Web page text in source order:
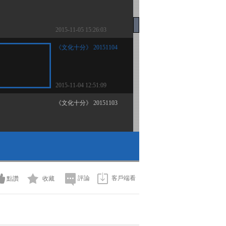
2015-11-05 15:26:03
《文化十分》 20151104
2015-11-04 12:51:09
《文化十分》 20151103
2015-11-02 13:11:09
點讚 收藏 評論 客戶端看